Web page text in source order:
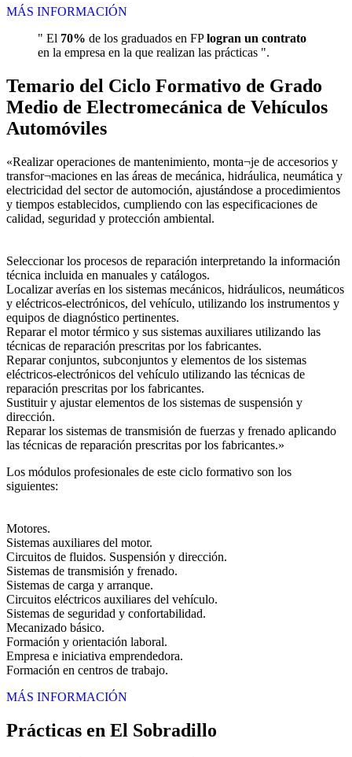
MÁS INFORMACIÓN
" El 70% de los graduados en FPlogran un contrato
en la empresa en la que realizan las prácticas ".
Temario del Ciclo Formativo de Grado
Medio de Electromecánica de Vehículos
Automóviles
«Realizar operaciones de mantenimiento, monta¬je de accesorios y
transfor¬maciones en las áreas de mecánica, hidráulica, neumática y
electricidad del sector de automoción, ajustándose a procedimientos
y tiempos establecidos, cumpliendo con las especificaciones de
calidad, seguridad y protección ambiental.
Seleccionar los procesos de reparación interpretando la información
técnica incluida en manuales y catálogos.
Localizar averías en los sistemas mecánicos, hidráulicos, neumáticos
y eléctricos-electrónicos, del vehículo, utilizando los instrumentos y
equipos de diagnóstico pertinentes.
Reparar el motor térmico y sus sistemas auxiliares utilizando las
técnicas de reparación prescritas por los fabricantes.
Reparar conjuntos, subconjuntos y elementos de los sistemas
eléctricos-electrónicos del vehículo utilizando las técnicas de
reparación prescritas por los fabricantes.
Sustituir y ajustar elementos de los sistemas de suspensión y
dirección.
Reparar los sistemas de transmisión de fuerzas y frenado aplicando
las técnicas de reparación prescritas por los fabricantes.»
Los módulos profesionales de este ciclo formativo son los
siguientes:
Motores.
Sistemas auxiliares del motor.
Circuitos de fluidos. Suspensión y dirección.
Sistemas de transmisión y frenado.
Sistemas de carga y arranque.
Circuitos eléctricos auxiliares del vehículo.
Sistemas de seguridad y confortabilidad.
Mecanizado básico.
Formación y orientación laboral.
Empresa e iniciativa emprendedora.
Formación en centros de trabajo.
MÁS INFORMACIÓN
Prácticas en El Sobradillo